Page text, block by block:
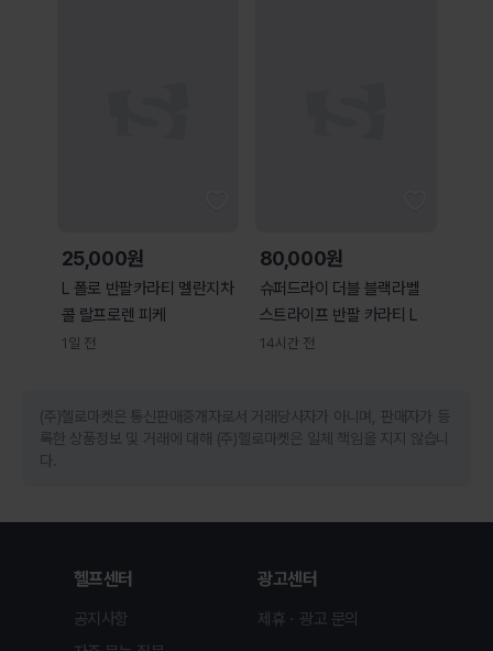
25,000원
L 폴로 반팔카라티 멜란지차
콜 랄프로렌 피케
1일 전
80,000원
슈퍼드라이 더블 블랙라벨
스트라이프 반팔 카라티 L
14시간 전
(주)헬로마켓은 통신판매중개자로서 거래당사자가 아니며, 판매자가 등
록한 상품정보 및 거래에 대해 (주)헬로마켓은 일체 책임을 지지 않습니
다.
헬프센터
공지사항
광고센터
제휴ㆍ광고 문의